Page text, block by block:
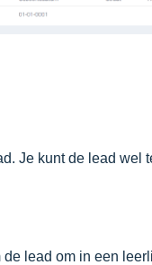
Je kunt de lead wel
lead om in een